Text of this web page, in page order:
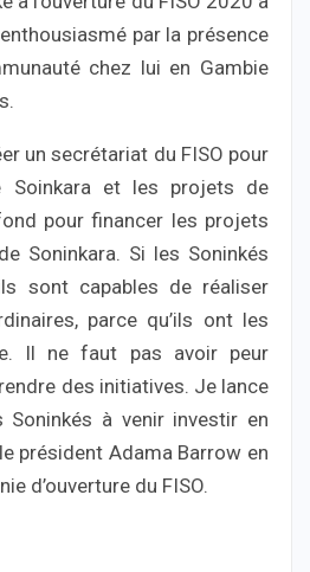
par la présence
chez lui en Gambie
un secrétariat du FISO pour
Soinkara et les projets de
pour financer les projets
Soninkara. Si les Soninkés
sont capables de réaliser
parce qu’ils ont les
Il ne faut pas avoir peur
des initiatives. Je lance
à venir investir en
président Adama Barrow en
d’ouverture du FISO.